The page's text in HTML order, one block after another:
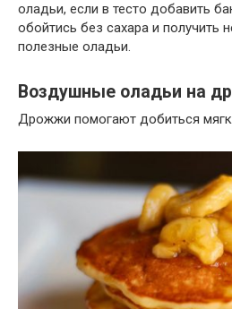
оладьи, если в тесто добавить
обойтись без сахара и получить
полезные оладьи.
Воздушные оладьи на
Дрожжи помогают добиться